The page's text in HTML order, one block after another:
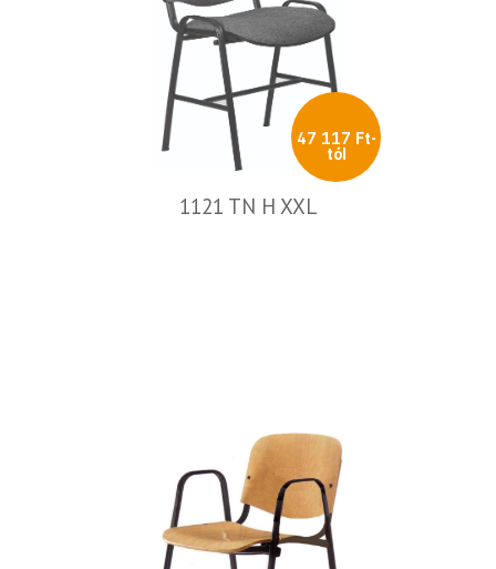
47 117 Ft-
tól
1121 TN H XXL